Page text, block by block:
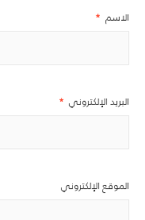
الاسم *
البريد الإلكتروني *
الموقع الإلكتروني